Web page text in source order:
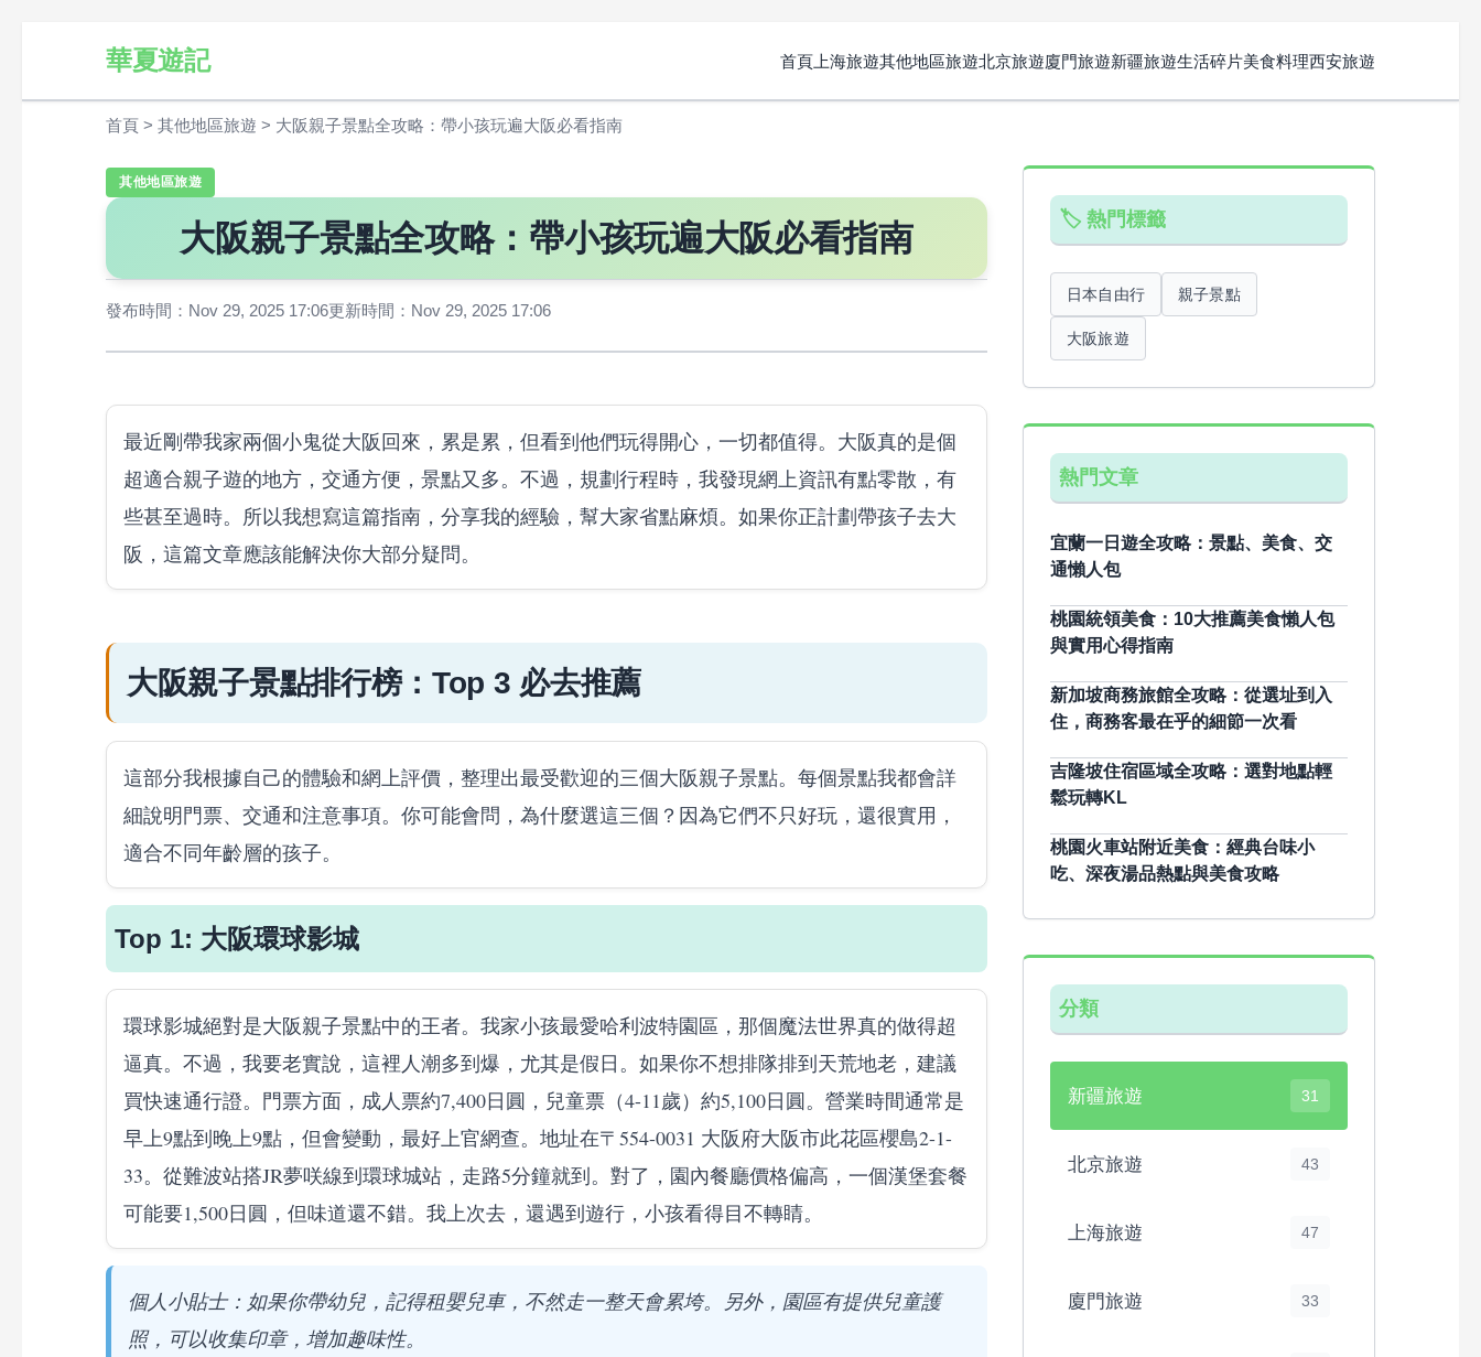
華夏遊記 首頁 上海旅遊其他地區旅遊北京旅遊廈門旅遊新疆旅遊生活碎片美食料理西安旅遊
首頁 > 其他地區旅遊 > 大阪親子景點全攻略：帶小孩玩遍大阪必看指南
其他地區旅遊
大阪親子景點全攻略：帶小孩玩遍大阪必看指南
發布時間：Nov 29, 2025 17:06更新時間：Nov 29, 2025 17:06
最近剛帶我家兩個小鬼從大阪回來，累是累，但看到他們玩得開心，一切都值得。大阪真的是個
超適合親子遊的地方，交通方便，景點又多。不過，規劃行程時，我發現網上資訊有點零散，有
些甚至過時。所以我想寫這篇指南，分享我的經驗，幫大家省點麻煩。如果你正計劃帶孩子去大
阪，這篇文章應該能解決你大部分疑問。
大阪親子景點排行榜：Top 3 必去推薦
這部分我根據自己的體驗和網上評價，整理出最受歡迎的三個大阪親子景點。每個景點我都會詳
細說明門票、交通和注意事項。你可能會問，為什麼選這三個？因為它們不只好玩，還很實用，
適合不同年齡層的孩子。
Top 1: 大阪環球影城
環球影城絕對是大阪親子景點中的王者。我家小孩最愛哈利波特園區，那個魔法世界真的做得超
逼真。不過，我要老實說，這裡人潮多到爆，尤其是假日。如果你不想排隊排到天荒地老，建議
買快速通行證。門票方面，成人票約7,400日圓，兒童票（4-11歲）約5,100日圓。營業時間通常是
早上9點到晚上9點，但會變動，最好上官網查。地址在〒554-0031 大阪府大阪市此花區櫻島2-1-
33。從難波站搭JR夢咲線到環球城站，走路5分鐘就到。對了，園內餐廳價格偏高，一個漢堡套餐
可能要1,500日圓，但味道還不錯。我上次去，還遇到遊行，小孩看得目不轉睛。
個人小貼士：如果你帶幼兒，記得租嬰兒車，不然走一整天會累垮。另外，園區有提供兒童護
照，可以收集印章，增加趣味性。
🏷️ 熱門標籤
日本自由行 親子景點
大阪旅遊
熱門文章
宜蘭一日遊全攻略：景點、美食、交
通懶人包
桃園統領美食：10大推薦美食懶人包
與實用心得指南
新加坡商務旅館全攻略：從選址到入
住，商務客最在乎的細節一次看
吉隆坡住宿區域全攻略：選對地點輕
鬆玩轉KL
桃園火車站附近美食：經典台味小
吃、深夜湯品熱點與美食攻略
分類
新疆旅遊 31
北京旅遊 43
上海旅遊 47
廈門旅遊 33